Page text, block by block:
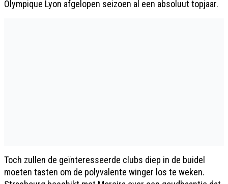
Olympique Lyon afgelopen seizoen al een absoluut topjaar.
Toch zullen de geïnteresseerde clubs diep in de buidel
moeten tasten om de polyvalente winger los te weken.